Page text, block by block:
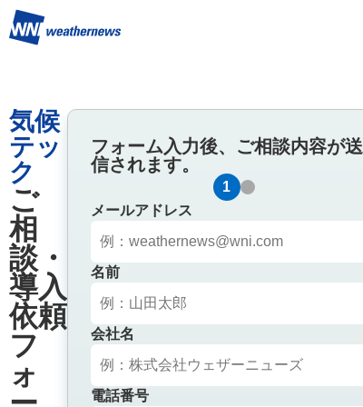
気候
テッ
ク
ご
相
談・
導入
依頼
フ
ォ
フォーム入力後、ご相談内容が送
信されます。
1
2
メールアドレス
名前
会社名
電話番号